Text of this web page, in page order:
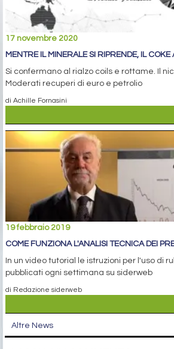
17 novembre 2020
MENTRE IL MINERALE SI RIPRENDE, IL COKE
Si confermano al rialzo coils e rottame. Il
Moderati recuperi di euro e petrolio
di Achille Fornasini
19 febbraio 2019
COME FUNZIONA L'ANALISI TECNICA DEI
In un video tutorial le istruzioni per l'uso di
pubblicati ogni settimana su siderweb
di Redazione siderweb
Altre News